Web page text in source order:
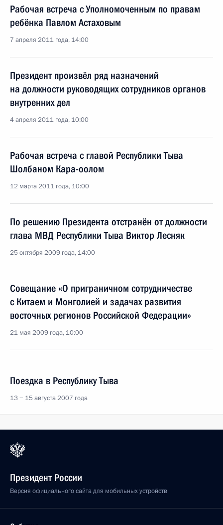
Рабочая встреча с Уполномоченным по правам
ребёнка Павлом Астаховым
7 апреля 2011 года, 14:00
Президент произвёл ряд назначений
на должности руководящих сотрудников органов
внутренних дел
4 апреля 2011 года, 10:00
Рабочая встреча с главой Республики Тыва
Шолбаном Кара-оолом
12 марта 2011 года, 10:00
По решению Президента отстранён от должности
глава МВД Республики Тыва Виктор Лесняк
25 октября 2009 года, 14:00
Совещание «О приграничном сотрудничестве
с Китаем и Монголией и задачах развития
восточных регионов Российской Федерации»
21 мая 2009 года, 10:00
Поездка в Республику Тыва
13 − 15 августа 2007 года
Президент России
Версия официального сайта для мобильных устройств